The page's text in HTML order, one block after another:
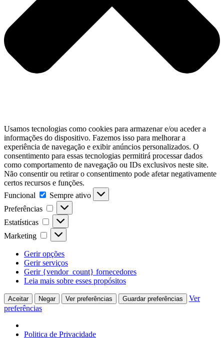
Usamos tecnologias como cookies para armazenar e/ou aceder a
informações do dispositivo. Fazemos isso para melhorar a
experiência de navegação e exibir anúncios personalizados. O
consentimento para essas tecnologias permitirá processar dados
como comportamento de navegação ou IDs exclusivos neste site.
Não consentir ou retirar o consentimento pode afetar negativamente
certos recursos e funções.
Funcional
Funcional
Sempre ativo
Preferências
Preferências
Estatísticas Estatísticas
Marketing Marketing
Gerir opções
Gerir serviços
Gerir {vendor_count} fornecedores
Leia mais sobre esses propósitos
Aceitar Negar Ver preferências Guardar preferências
Ver
preferências
Politica de Privacidade